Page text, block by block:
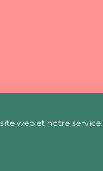
web et notre service.